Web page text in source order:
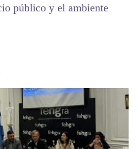
público y el ambiente